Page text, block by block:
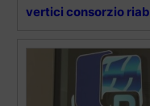
vertici consorzio